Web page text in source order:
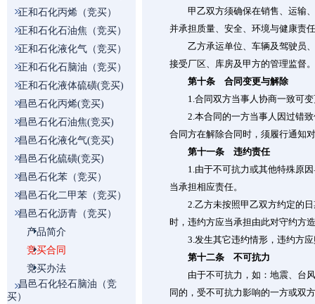
正和石化丙烯（竞买）
正和石化石油焦（竞买）
正和石化液化气（竞买）
正和石化石脑油（竞买）
正和石化液体硫磺(竞买)
昌邑石化丙烯(竞买)
昌邑石化石油焦(竞买)
昌邑石化液化气(竞买)
昌邑石化硫磺(竞买)
昌邑石化苯（竞买）
昌邑石化二甲苯（竞买）
昌邑石化沥青（竞买）
产品简介
竞买合同
竞买办法
昌邑石化轻石脑油（竞
买）
甲乙双方须确保在销售、运输、
并承担质量、安全、环境与健康责
乙方承运单位、车辆及驾驶员、
接受厂区、库房及甲方的管理监督
第十条 合同变更与解除
1.合同双方当事人协商一致可变
2.本合同的一方当事人因过错致
合同方在解除合同时，须履行通知
第十一条 违约责任
1.由于不可抗力或其他特殊原因
当承担相应责任。
2.乙方未按照甲乙双方约定的日
时，违约方应当承担由此对守约方
3.发生其它违约情形，违约方应
第十二条 不可抗力
由于不可抗力，如：地震、台风
同的，受不可抗力影响的一方或双